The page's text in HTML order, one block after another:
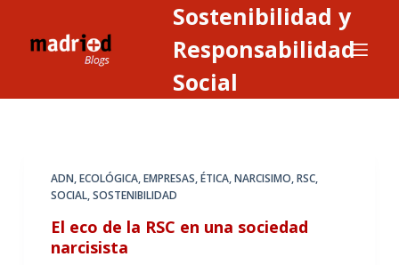
Sostenibilidad y
Responsabilidad
Social
ADN,ECOLÓGICA,EMPRESAS,ÉTICA,NARCISIMO,RSC,
SOCIAL,SOSTENIBILIDAD
El eco de la RSC en una sociedad
narcisista